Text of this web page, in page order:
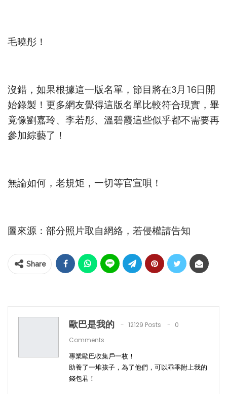
毛曉彤！
沒錯，如果根據這一版名單，節目將在3月16日開
始錄製！更多網友覺得這版名單比較符合現實，畢
竟像劉嘉玲、李若彤、溫碧霞這些似乎都不需要再
參加綜藝了！
無論如何，老規矩，一切等官宣唄！
圖來源：部分照片取自網絡，若侵權請告知
Share
歐巴是我的 12129 Posts
0
Comments
專業歐巴收集戶一枚！
助養了一堆孩子，為了他們，可以乖乖附上我的
錢包君！